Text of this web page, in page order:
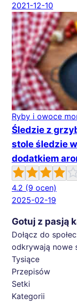
2021-12-10
Ryby i owoce
Śledzie z
stole śledzie
dodatkiem
4.2 (9 ocen)
2025-02-19
Gotuj z pasją
Dołącz do
odkrywają nowe
Tysiące
Przepisów
Setki
Kategorii